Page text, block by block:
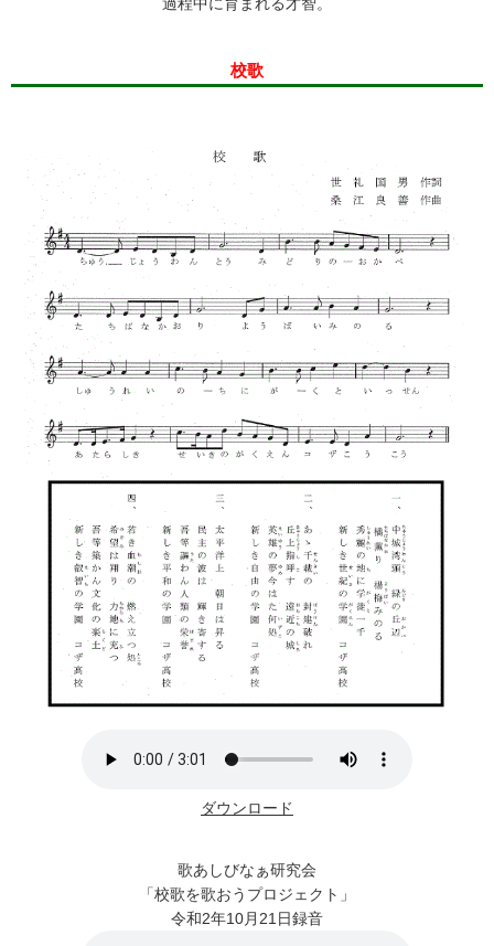
過程中に育まれる才智。
校歌
ダウンロード
歌あしびなぁ研究会
「校歌を歌おうプロジェクト」
令和2年10月21日録音